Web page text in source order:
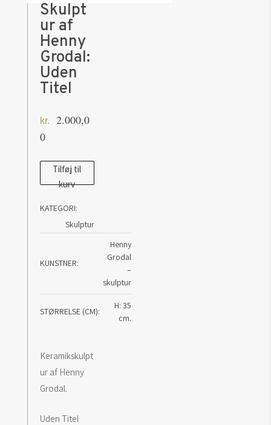
Skulpt
ur af
Henny
Grodal:
Uden
Titel
kr.
2.000,0
0
Skulptur
af
Uden
antal
Tilføj til
kurv
KATEGORI:
Skulptur
KUNSTNER
Henny
Grodal
–
skulptur
STØRRELSE (CM)
H: 35
cm.
Keramikskulpt
ur af Henny
Grodal.
Uden Titel